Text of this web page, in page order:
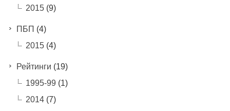
2015(9)
ПБП (4)
2015(4)
Рейтинги (19)
1995-99 (1)
2014(7)